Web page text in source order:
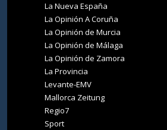
La Nueva España
La Opinión A Coruña
La Opinión de Murcia
La Opinión de Málaga
La Opinión de Zamora
La Provincia
Levante-EMV
Mallorca Zeitung
Regio7
Sport